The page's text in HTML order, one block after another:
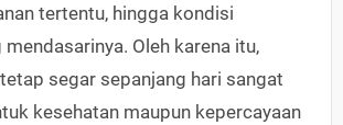
tertentu, hingga kondisi
mendasarinya. Oleh karena itu,
segar sepanjang hari sangat
kesehatan maupun kepercayaan